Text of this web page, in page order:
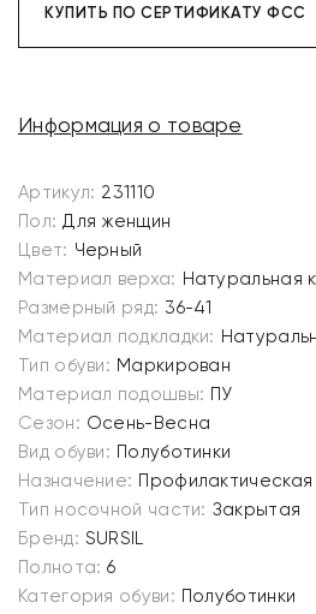
КУПИТЬ ПО СЕРТИФИКАТУ ФСС
Информация о товаре
Артикул: 231110
Пол: Для женщин
Цвет: Черный
Материал верха: Натуральная
Размерный ряд: 36-41
Материал подкладки:
Тип обуви: Маркирован
Материал подошвы: ПУ
Сезон: Осень-Весна
Вид обуви: Полуботинки
Назначение: Профилактическая
Тип носочной части: Закрытая
Бренд: SURSIL
Полнота: 6
Категория обуви: Полуботинки